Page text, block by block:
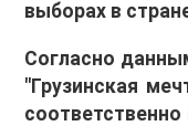
выборах в
Согласно
"Грузинская